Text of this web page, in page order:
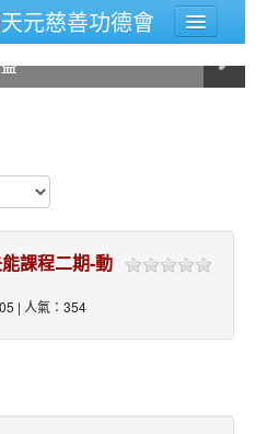
元慈善功德會
，端午粽飄香，禮輕情義
，端午粽飄香，禮輕情義
課程二期-動
| 人氣：354